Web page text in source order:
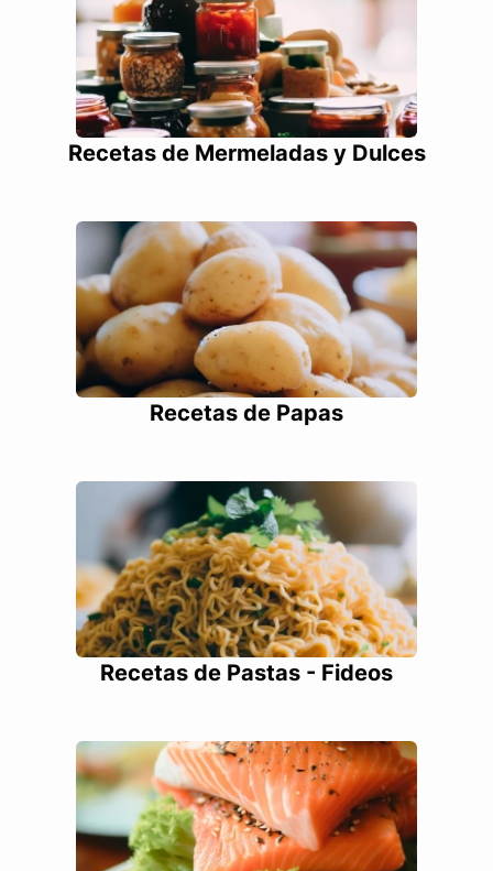
Recetas de Mermeladas y Dulces
Recetas de Papas
Recetas de Pastas - Fideos